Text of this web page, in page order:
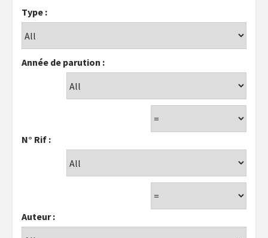
Type :
Année de parution :
N° Rif :
Auteur :